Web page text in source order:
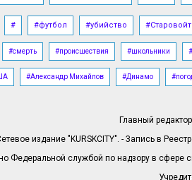
# #футбол #убийство #Старовойт
#смерть #происшествия #школьники
#Александр Михайлов #Динамо
Главный
издание "KURSKCITY". - Запись в
Федеральной службой по надзору в сфере